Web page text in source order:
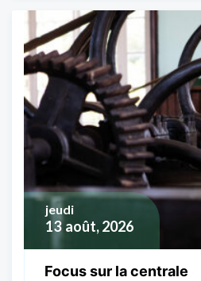
13 août, 2026
jeudi
Focus sur la centrale